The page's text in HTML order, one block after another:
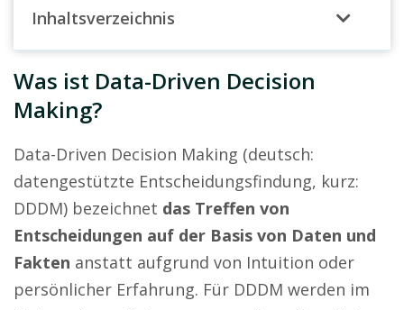
Inhaltsverzeichnis
Was ist Data-Driven Decision
Making?
Data-Driven Decision Making (deutsch:
datengestützte Entscheidungsfindung, kurz:
DDDM) bezeichnet das Treffen von
Entscheidungen auf der Basis von Daten und
Fakten anstatt aufgrund von Intuition oder
persönlicher Erfahrung. Für DDDM werden im